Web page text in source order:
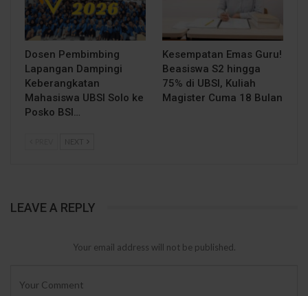
Dosen Pembimbing
Lapangan Dampingi
Keberangkatan
Mahasiswa UBSI Solo ke
Posko BSI…
Kesempatan Emas Guru!
Beasiswa S2 hingga
75% di UBSI, Kuliah
Magister Cuma 18 Bulan
NEXT
LEAVE A REPLY
Your email address will not be published.